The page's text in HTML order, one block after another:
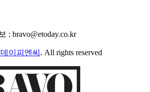
: bravo@etoday.co.kr
이피엔씨 . All rights reserved